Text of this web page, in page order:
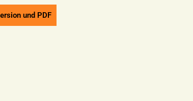
und PDF